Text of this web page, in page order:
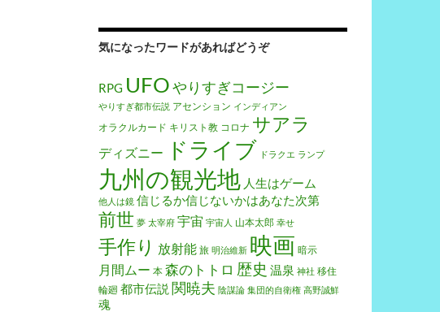
気になったワードがあればどうぞ
RPG UFOやりすぎコージー
やりすぎ都市伝説 アセンション インディアン
オラクルカード キリスト教 コロナ サアラ
ディズニー ドライブ ドラクエ ランプ
九州の観光地 人生はゲーム
他人は鏡 信じるか信じないかはあなた次第
前世 夢 太宰府 宇宙 宇宙人 山本太郎 幸せ
手作り 放射能 旅 明治維新 映画 暗示
月間ムー 本 森のトトロ 歴史 温泉 神社 移住
輪廻 都市伝説 関暁夫 陰謀論 集団的自衛権 高野誠鮮
魂